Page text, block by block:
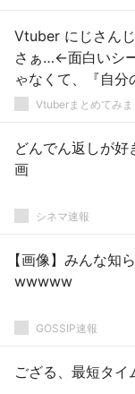
Vtuber にじさん
さぁ…←面白いシ
ゃなくて、『自分
みたいな欲求が先
Vtuberまとめてみま
どんでん返しが好
画
シネマ速報
【画像】みんな知
wwwww
GOSSIP速報
ござる、最短タイ